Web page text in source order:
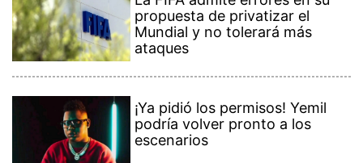
propuesta de privatizar el
Mundial y no tolerará más
ataques
¡Ya pidió los permisos! Yemil
podría volver pronto a los
escenarios